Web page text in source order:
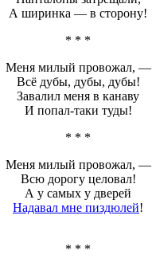
А ширинка — в сторону!
* * *
Меня милый провожал, —
Всё дубы, дубы, дубы!
Завалил меня в канаву
И попал-таки туды!
* * *
Меня милый провожал, —
Всю дорогу целовал!
А у самых у дверей
Надавал мне пиздюлей!
* * *